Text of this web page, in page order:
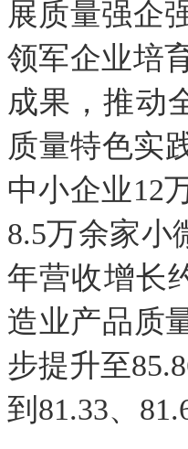
展质量强企
领军企业培
成果，推动
质量特色实
中小企业12
8.5万余家小
年营收增长
造业产品质
步提升至
到81.33、